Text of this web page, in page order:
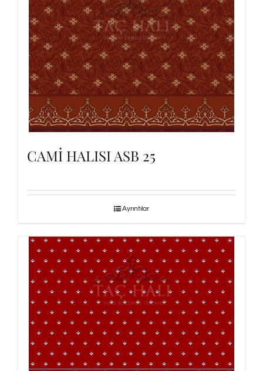
CAMİ HALISI ASB 25
Ayrıntılar